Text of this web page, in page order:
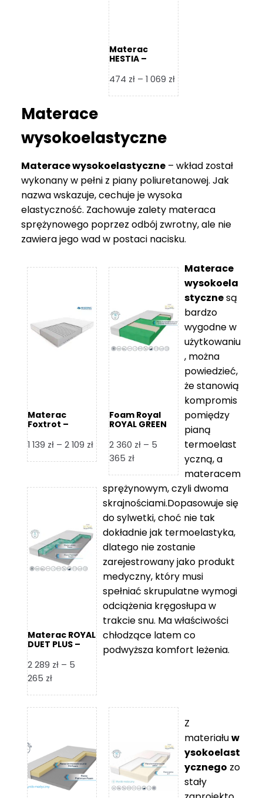
Materac
HESTIA –
474 zł – 1 069 złZakres
cen:
069 zł
Materace
wysokoelastyczne
Materace wysokoelastyczne – wkład został
wykonany w pełni z piany poliuretanowej. Jak
nazwa wskazuje, cechuje je wysoka
elastyczność. Zachowuje zalety materaca
sprężynowego poprzez odbój zwrotny, ale nie
zawiera jego wad w postaci nacisku.
Materac
Foxtrot –
1 139 zł – 2 109 złZakres
cen:
1
139 zł
do
2
109 zł
Foam Royal
ROYAL GREEN
piankowy
2 360 zł – 5
365 złZakres
od
2
360 zł
5
365 zł
Materac ROYAL
DUET PLUS –
2 289 zł – 5
265 złZakres
od
do
5
265 zł
Materace
wysokoela
stycznesą
bardzo
wygodne w
użytkowaniu
, można
powiedzieć,
że stanowią
kompromis
pomiędzy
pianą
termoelast
yczną, a
materacem
sprężynowym, czyli dwoma
skrajnościami.Dopasowuje się
do sylwetki, choć nie tak
dokładnie jak termoelastyka,
dlatego nie zostanie
zarejestrowany jako produkt
medyczny, który musi
spełniać skrupulatne wymogi
odciążenia kręgosłupa w
trakcie snu. Ma właściwości
chłodzące latem co
podwyższa komfort leżenia.
Z
materiałuw
ysokoelast
ycznego zo
stały